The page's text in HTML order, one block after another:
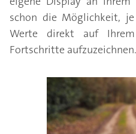
schon die Möglichkeit,
Werte direkt auf
Fortschritte aufzuzeichnen.